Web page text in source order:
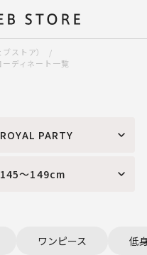
ストア）
ーディネート一覧
ROYAL PARTY
145～149cm
ワンピース 低